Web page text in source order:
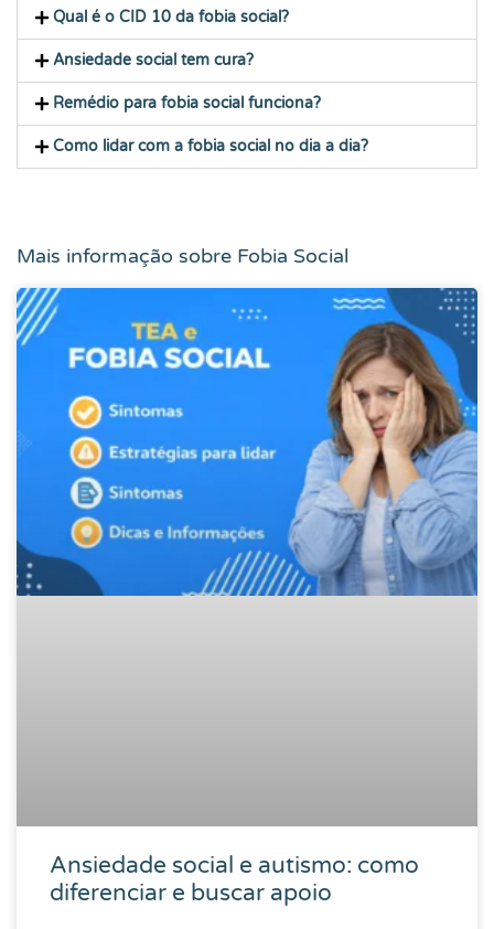
Qual é o CID 10 da fobia social?
Ansiedade social tem cura?
Remédio para fobia social funciona?
Como lidar com a fobia social no dia a dia?
Mais informação sobre Fobia Social
Ansiedade social e autismo: como
diferenciar e buscar apoio